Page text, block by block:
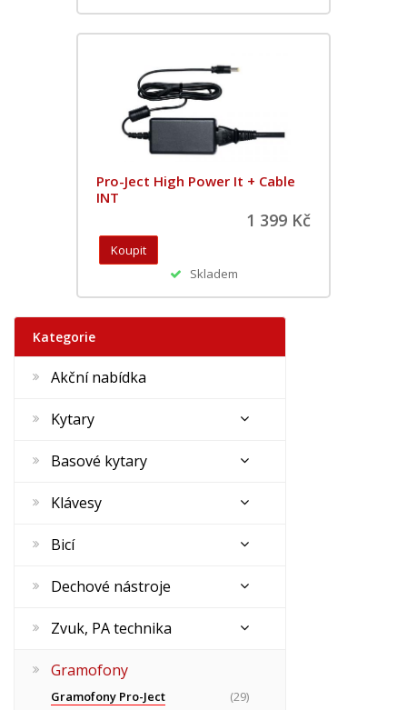
Pro-Ject High Power It + Cable
INT
1 399 Kč
Skladem
Kategorie
Akční nabídka
Kytary
Basové kytary
Klávesy
Bicí
Dechové nástroje
Zvuk, PA technika
Gramofony
Gramofony Pro-Ject
(29)